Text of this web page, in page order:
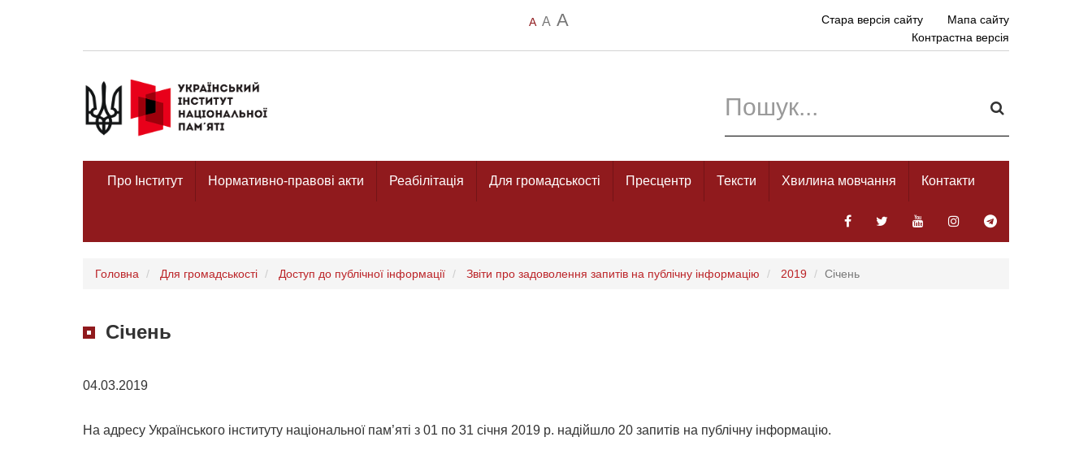
A A A Стара версія сайту
Мапа сайту
Контрастна версія
Про Інститут Нормативно-правові акти Реабілітація Для громадськості Пресцентр Тексти Хвилина мовчання Контакти
Головна Для громадськості Доступ до публічної інформації Звіти про задоволення запитів на публічну інформацію 2019 Січень
Січень
04.03.2019
На адресу Українського інституту національної пам’яті з 01 по 31 січня 2019 р. надійшло 20 запитів на публічну інформацію.